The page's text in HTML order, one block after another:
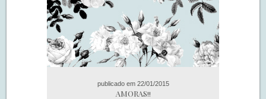
publicado em 22/01/2015
AMORAS!!